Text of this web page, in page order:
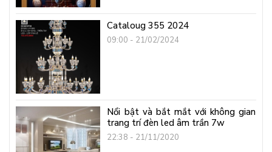
Cataloug 355 2024
09:00 - 21/02/2024
Nổi bật và bắt mắt với không gian
trang trí đèn led âm trần 7w
22:38 - 21/11/2020